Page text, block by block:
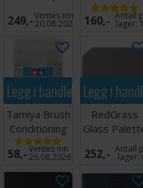
UV Lys
249,-Ventes inn
20.08.2026
korker
160,- Antall
lager:
Legg i handlekurven
Tamiya Brush
Conditioning
Fluid 23ml
58,-Ventes inn
26.08.2026
Legg i
RedGrass
Glass
Lite
252,- Antall
lager: